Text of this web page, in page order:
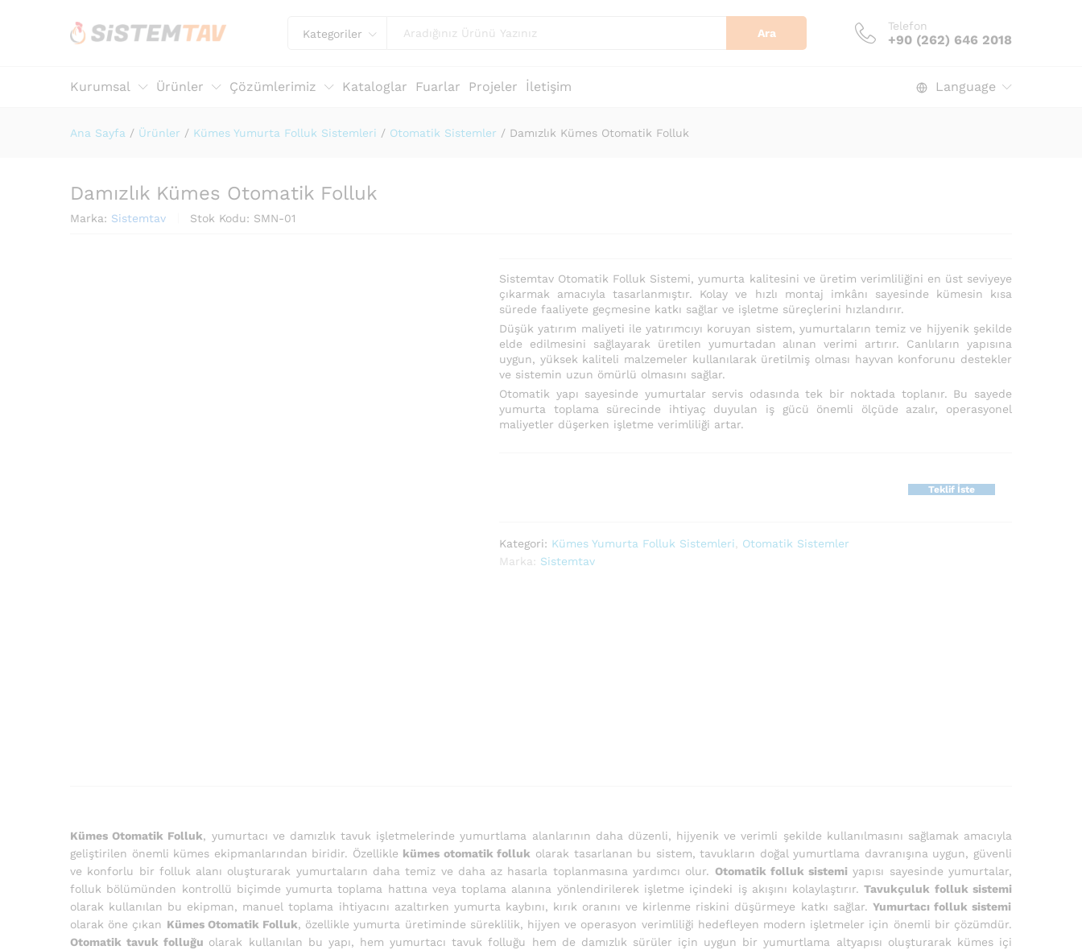
Kategoriler Ara
Telefon
+90 (262) 646 2018
Kurumsal Ürünler Çözümlerimiz Kataloglar Fuarlar Projeler İletişim Language
Ana Sayfa / Ürünler / Kümes Yumurta Folluk Sistemleri / Otomatik Sistemler / Damızlık Kümes Otomatik Folluk
Damızlık Kümes Otomatik Folluk
Marka: Sistemtav Stok Kodu: SMN-01
Sistemtav Otomatik Folluk Sistemi, yumurta kalitesini ve üretim verimliliğini en üst seviyeye
çıkarmak amacıyla tasarlanmıştır. Kolay ve hızlı montaj imkânı sayesinde kümesin kısa
sürede faaliyete geçmesine katkı sağlar ve işletme süreçlerini hızlandırır.
Düşük yatırım maliyeti ile yatırımcıyı koruyan sistem, yumurtaların temiz ve hijyenik şekilde
elde edilmesini sağlayarak üretilen yumurtadan alınan verimi artırır. Canlıların yapısına
uygun, yüksek kaliteli malzemeler kullanılarak üretilmiş olması hayvan konforunu destekler
ve sistemin uzun ömürlü olmasını sağlar.
Otomatik yapı sayesinde yumurtalar servis odasında tek bir noktada toplanır. Bu sayede
yumurta toplama sürecinde ihtiyaç duyulan iş gücü önemli ölçüde azalır, operasyonel
maliyetler düşerken işletme verimliliği artar.
Teklif İste
Kategori: Kümes Yumurta Folluk Sistemleri
Otomatik Sistemler
Marka: Sistemtav
Kümes Otomatik Folluk, yumurtacı ve damızlık tavuk işletmelerinde yumurtlama alanlarının daha düzenli, hijyenik ve verimli şekilde kullanılmasını sağlamak amacıyla
geliştirilen önemli kümes ekipmanlarından biridir. Özellikle kümes otomatik folluk olarak tasarlanan bu sistem, tavukların doğal yumurtlama davranışına uygun, güvenli
ve konforlu bir folluk alanı oluşturarak yumurtaların daha temiz ve daha az hasarla toplanmasına yardımcı olur. Otomatik folluk sistemi yapısı sayesinde yumurtalar,
folluk bölümünden kontrollü biçimde yumurta toplama hattına veya toplama alanına yönlendirilerek işletme içindeki iş akışını kolaylaştırır.Tavukçuluk folluk sistemi
olarak kullanılan bu ekipman, manuel toplama ihtiyacını azaltırken yumurta kaybını, kırık oranını ve kirlenme riskini düşürmeye katkı sağlar. Yumurtacı folluk sistemi
olarak öne çıkan Kümes Otomatik Folluk, özellikle yumurta üretiminde süreklilik, hijyen ve operasyon verimliliği hedefleyen modern işletmeler için önemli bir çözümdür.
Otomatik tavuk folluğu olarak kullanılan bu yapı, hem yumurtacı tavuk folluğu hem de damızlık sürüler için uygun bir yumurtlama altyapısı oluşturarak kümes içi